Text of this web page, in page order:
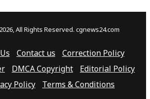
All Rights Reserved. cgnews24.com
Contact us
Correction Policy
DMCA Copyright
Editorial Policy
Policy
Terms & Conditions